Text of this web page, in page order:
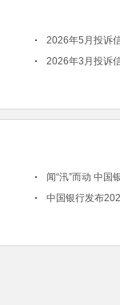
2026年5月投诉
2026年3月投诉
闻“汛”而动 中国
中国银行发布